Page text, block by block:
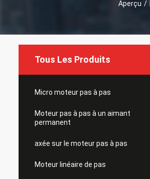
Aperçu /
Tous Les Produits
Micro moteur pas à pas
Moteur pas à pas à un aimant
permanent
axée sur le moteur pas à pas
Moteur linéaire de pas